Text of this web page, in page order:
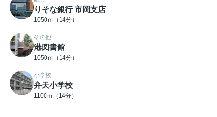
りそな銀行 市岡支店
1050ｍ（14分）
その他
港図書館
1050ｍ（14分）
小学校
弁天小学校
1100ｍ（14分）